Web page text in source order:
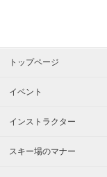
トップページ
イベント
インストラクター
スキー場のマナー